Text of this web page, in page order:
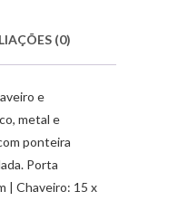
(0)
e
metal e
ponteira
Porta
| Chaveiro: 15 x